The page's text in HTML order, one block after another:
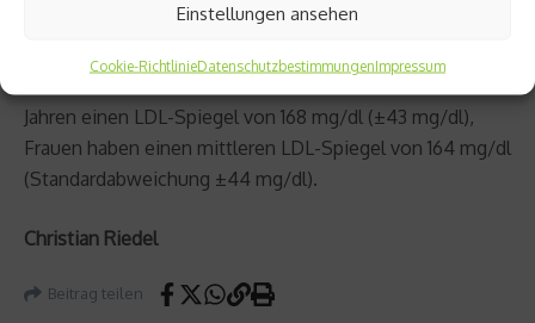
Einstellungen ansehen
Cookie-RichtlinieDatenschutzbestimmungenImpressum
Cholesteringehalt des Blutes wirken.
Jahren einen LDL-Spiegel von 168 mg/dl (±43 mg/dl),
Frauen haben einen mittleren LDL-Spiegel von 164 mg/dl
(Standardabweichung ±44 mg/dl).
Christian Riedel
Beitrag teilen